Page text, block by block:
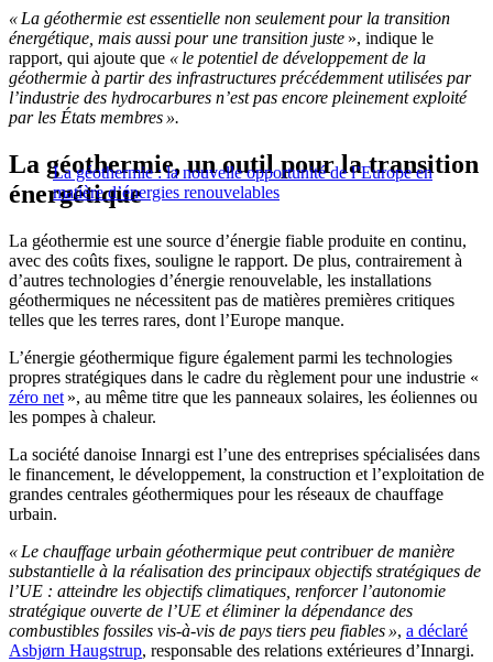
« La géothermie est essentielle non seulement pour la transition
énergétique, mais aussi pour une transition juste », indique le
rapport, qui ajoute que « le potentiel de développement de la
géothermie à partir des infrastructures précédemment utilisées par
l’industrie des hydrocarbures n’est pas encore pleinement exploité
par les États membres ».
La géothermie : la nouvelle opportunité de l’Europe en
matière d’énergies renouvelables
La géothermie, un outil pour la transition
énergétique
La géothermie est une source d’énergie fiable produite en continu,
avec des coûts fixes, souligne le rapport. De plus, contrairement à
d’autres technologies d’énergie renouvelable, les installations
géothermiques ne nécessitent pas de matières premières critiques
telles que les terres rares, dont l’Europe manque.
L’énergie géothermique figure également parmi les technologies
propres stratégiques dans le cadre du règlement pour une industrie «
zéro net », au même titre que les panneaux solaires, les éoliennes ou
les pompes à chaleur.
La société danoise Innargi est l’une des entreprises spécialisées dans
le financement, le développement, la construction et l’exploitation de
grandes centrales géothermiques pour les réseaux de chauffage
urbain.
« Le chauffage urbain géothermique peut contribuer de manière
substantielle à la réalisation des principaux objectifs stratégiques de
l’UE : atteindre les objectifs climatiques, renforcer l’autonomie
stratégique ouverte de l’UE et éliminer la dépendance des
combustibles fossiles vis-à-vis de pays tiers peu fiables », a déclaré
Asbjørn Haugstrup, responsable des relations extérieures d’Innargi.